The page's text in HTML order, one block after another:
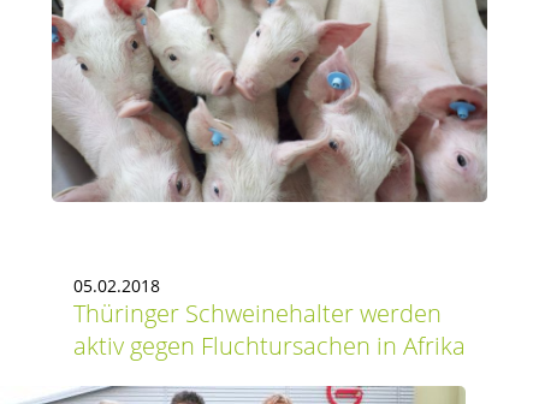
05.02.2018
Thüringer Schweinehalter werden
aktiv gegen Fluchtursachen in Afrika